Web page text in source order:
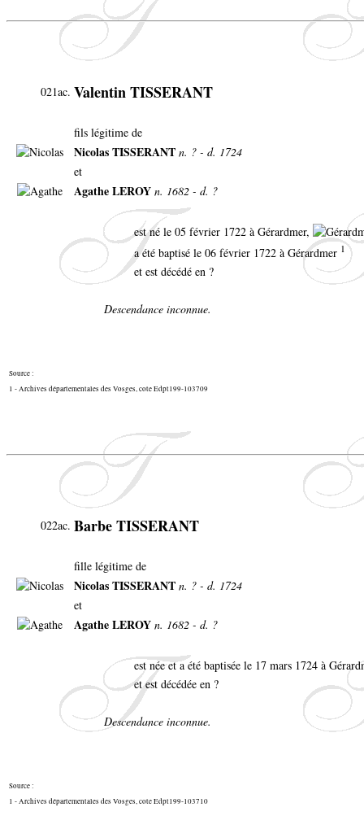
021ac. Valentin TISSERANT
fils légitime de
Nicolas TISSERANT n. ? - d. 1724
et
Agathe LEROY n. 1682 - d. ?
est né le 05 février 1722 à Gérardmer,
a été baptisé le 06 février 1722 à Gérardmer 1
et est décédé en ?
Descendance inconnue.
Source :
1 - Archives départementales des Vosges, cote Edpt199-103709
022ac. Barbe TISSERANT
fille légitime de
Nicolas TISSERANT n. ? - d. 1724
et
Agathe LEROY n. 1682 - d. ?
est née et a été baptisée le 17 mars 1724 à
et est décédée en ?
Descendance inconnue.
Source :
1 - Archives départementales des Vosges, cote Edpt199-103710